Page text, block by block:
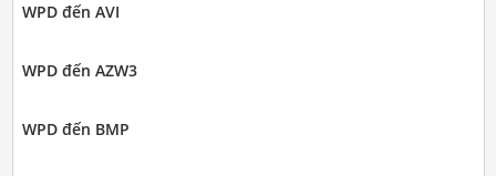
WPD đến AVI
WPD đến AZW3
WPD đến BMP